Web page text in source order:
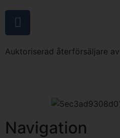
Auktoriserad återförsäljare av
Navigation